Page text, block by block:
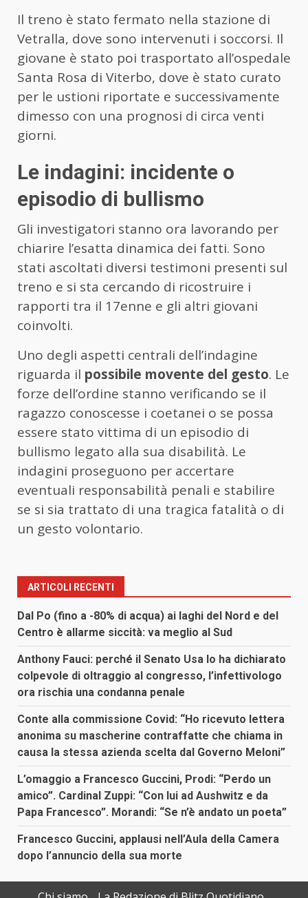
Il treno è stato fermato nella stazione di
Vetralla, dove sono intervenuti i soccorsi. Il
giovane è stato poi trasportato all’ospedale
Santa Rosa di Viterbo, dove è stato curato
per le ustioni riportate e successivamente
dimesso con una prognosi di circa venti
giorni.
Le indagini: incidente o
episodio di bullismo
Gli investigatori stanno ora lavorando per
chiarire l’esatta dinamica dei fatti. Sono
stati ascoltati diversi testimoni presenti sul
treno e si sta cercando di ricostruire i
rapporti tra il 17enne e gli altri giovani
coinvolti.
Uno degli aspetti centrali dell’indagine
riguarda il possibile movente del gesto. Le
forze dell’ordine stanno verificando se il
ragazzo conoscesse i coetanei o se possa
essere stato vittima di un episodio di
bullismo legato alla sua disabilità. Le
indagini proseguono per accertare
eventuali responsabilità penali e stabilire
se si sia trattato di una tragica fatalità o di
un gesto volontario.
ARTICOLI RECENTI
Dal Po (fino a -80% di acqua) ai laghi del Nord e del
Centro è allarme siccità: va meglio al Sud
Anthony Fauci: perché il Senato Usa lo ha dichiarato
colpevole di oltraggio al congresso, l’infettivologo
ora rischia una condanna penale
Conte alla commissione Covid: “Ho ricevuto lettera
anonima su mascherine contraffatte che chiama in
causa la stessa azienda scelta dal Governo Meloni”
L’omaggio a Francesco Guccini, Prodi: “Perdo un
amico”. Cardinal Zuppi: “Con lui ad Aushwitz e da
Papa Francesco”. Morandi: “Se n’è andato un poeta”
Francesco Guccini, applausi nell’Aula della Camera
dopo l’annuncio della sua morte